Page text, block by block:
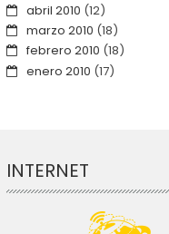
abril 2010 (12)
marzo 2010 (18)
febrero 2010 (18)
enero 2010 (17)
INTERNET